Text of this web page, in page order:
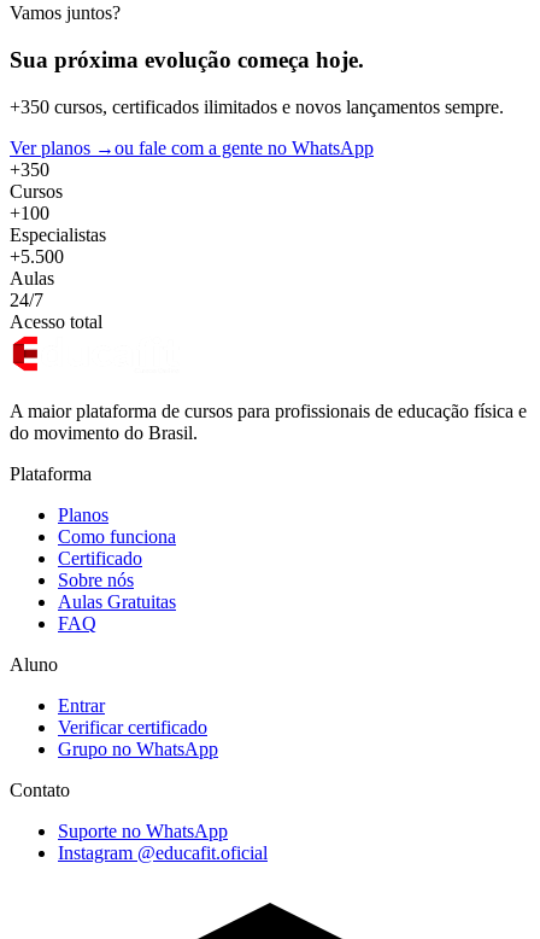
Vamos juntos?
Sua próxima evolução começa hoje.
+350 cursos, certificados ilimitados e novos lançamentos sempre.
Ver planos →ou fale com a gente no WhatsApp
+350
Cursos
+100
Especialistas
+5.500
Aulas
24/7
Acesso total
A maior plataforma de cursos para profissionais de educação física e
do movimento do Brasil.
Plataforma
Planos
Como funciona
Certificado
Sobre nós
Aulas Gratuitas
FAQ
Aluno
Entrar
Verificar certificado
Grupo no WhatsApp
Contato
Suporte no WhatsApp
Instagram @educafit.oficial